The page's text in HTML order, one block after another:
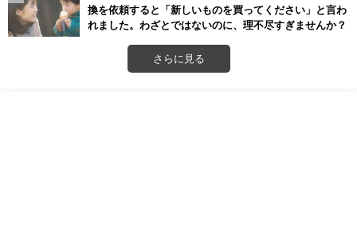
換を依頼すると「新しいものを買ってください」と言わ
れました。わざとではないのに、理不尽すぎませんか？
さらに見る